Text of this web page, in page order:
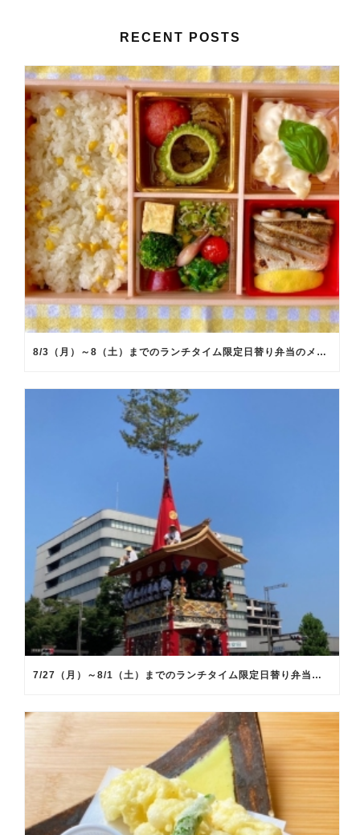
RECENT POSTS
8/3（月）～8（土）までのランチタイム限定日替り弁当のメインメニュー
7/27（月）～8/1（土）までのランチタイム限定日替り弁当のメインメニュー